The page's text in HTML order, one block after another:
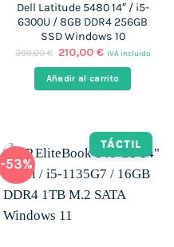
Dell Latitude 5480 14″ / i5-
6300U / 8GB DDR4 256GB
SSD Windows 10
389,00€ El
original
era:
210,00€El
actual
es:
IVA incluido
Añadir al carrito
-53%
TÁCTIL